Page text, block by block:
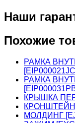
Наши
Похожие
РАМКА
РАМКА
КРЫШКА
КРОНШТЕЙН
МОЛДИНГ